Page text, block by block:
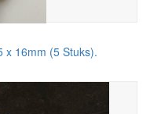
x 16mm (5 Stuks).